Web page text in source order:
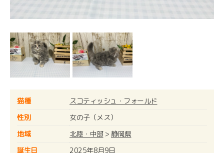
猫種
スコティッシュ・フォールド
性別
女の子（メス）
地域
北陸・中部> 静岡県
誕生日
2025年8月9日